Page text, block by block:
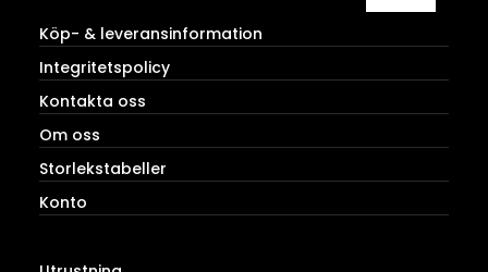
Köp- & leveransinformation
Integritetspolicy
Kontakta oss
Om oss
Storlekstabeller
Konto